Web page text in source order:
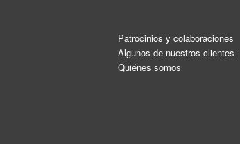
Patrocinios y colaboraciones
Algunos de nuestros clientes
Quiénes somos